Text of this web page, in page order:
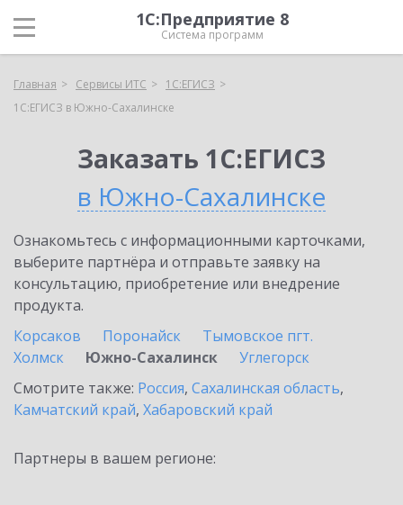
1С:Предприятие 8
Система программ
Главная Сервисы ИТС
1С:ЕГИСЗ
1С:ЕГИСЗ в Южно-Сахалинске
Заказать 1С:ЕГИСЗ
в Южно-Сахалинске
Ознакомьтесь с информационными карточками,
выберите партнёра и отправьте заявку на
консультацию, приобретение или внедрение
продукта.
Корсаков
Поронайск
Тымовское пгт.
Холмск
Южно-Сахалинск
Углегорск
Смотрите также: Россия, Сахалинская область,
Камчатский край, Хабаровский край
Партнеры в вашем регионе: